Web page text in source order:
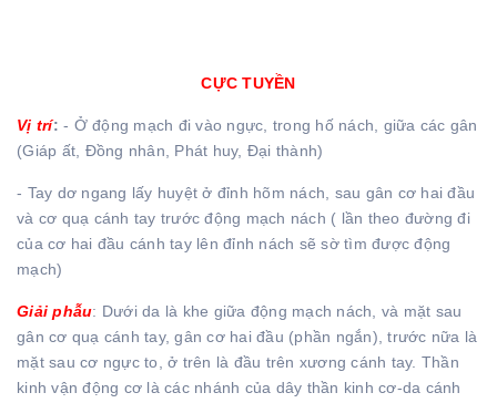
CỰC TUYỀN
Vị trí: - Ở động mạch đi vào ngực, trong hố nách, giữa các gân
(Giáp ất, Đồng nhân, Phát huy, Đại thành)
- Tay dơ ngang lấy huyệt ở đỉnh hõm nách, sau gân cơ hai đầu
và cơ quạ cánh tay trước động mạch nách ( lần theo đường đi
của cơ hai đầu cánh tay lên đỉnh nách sẽ sờ tìm được động
mạch)
Giải phẫu: Dưới da là khe giữa động mạch nách, và mặt sau
gân cơ quạ cánh tay, gân cơ hai đầu (phần ngắn), trước nữa là
mặt sau cơ ngực to, ở trên là đầu trên xương cánh tay. Thần
kinh vận động cơ là các nhánh của dây thần kinh cơ-da cánh